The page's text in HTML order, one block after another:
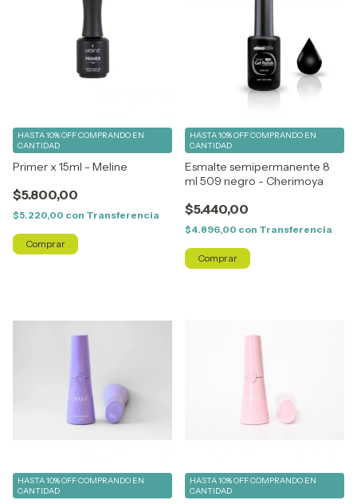
Primer x 15ml - Meline
$5.800,00
HASTA 10% OFFCOMPRANDO EN
CANTIDAD
$5.220,00 con Transferencia
Esmalte semipermanente 8
ml 509 negro - Cherimoya
$5.440,00
HASTA 10% OFFCOMPRANDO EN
CANTIDAD
$4.896,00 con Transferencia
HASTA 10% OFFCOMPRANDO EN
CANTIDAD
HASTA 10% OFFCOMPRANDO EN
CANTIDAD